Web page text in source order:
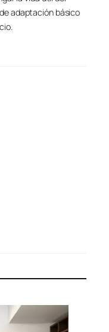
adaptación básico